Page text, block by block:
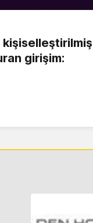
kişiselleştirilmiş
girişim: